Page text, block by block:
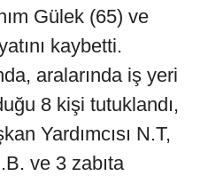
Gülek (65) ve
kaybetti.
aralarında iş yeri
8 kişi tutuklandı,
Yardımcısı N.T,
ve 3 zabıta